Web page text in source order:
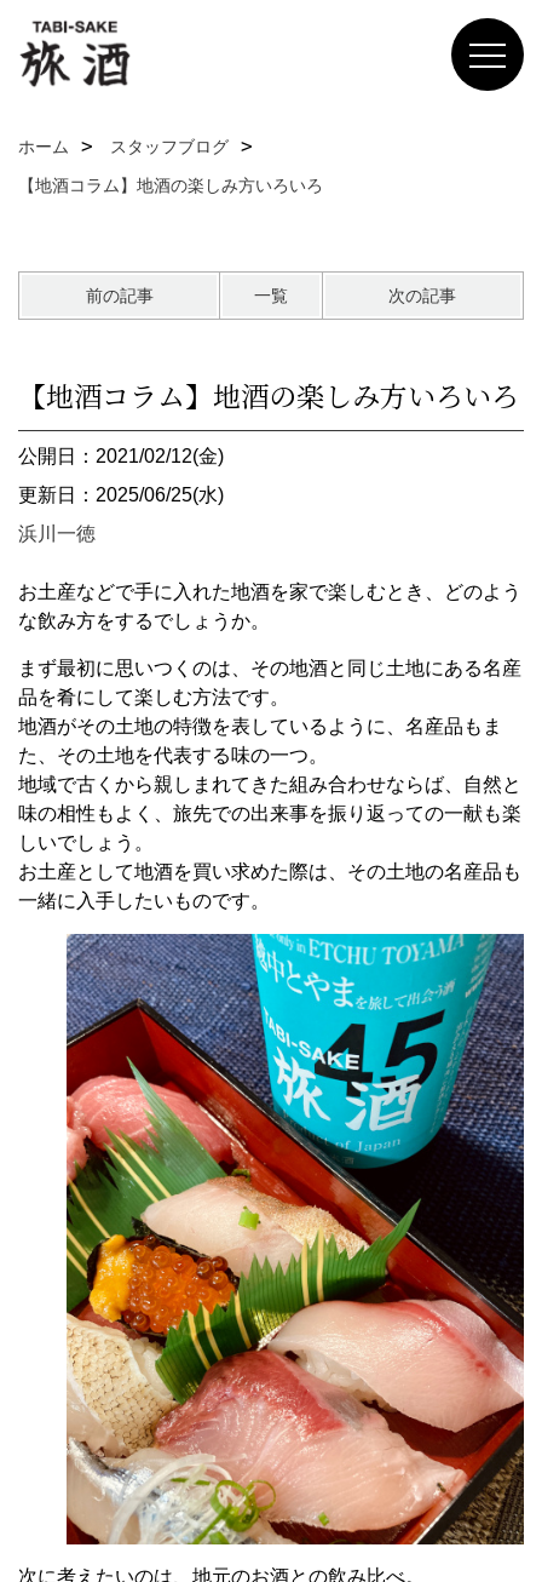
ホーム
スタッフブログ
【地酒コラム】地酒の楽しみ方いろいろ
前の記事 一覧 次の記事
【地酒コラム】地酒の楽しみ方いろいろ
公開日：2021/02/12(金)
更新日：2025/06/25(水)
浜川一徳
お土産などで手に入れた地酒を家で楽しむとき、どのよう
な飲み方をするでしょうか。
まず最初に思いつくのは、その地酒と同じ土地にある名産
品を肴にして楽しむ方法です。
地酒がその土地の特徴を表しているように、名産品もま
た、その土地を代表する味の一つ。
地域で古くから親しまれてきた組み合わせならば、自然と
味の相性もよく、旅先での出来事を振り返っての一献も楽
しいでしょう。
お土産として地酒を買い求めた際は、その土地の名産品も
一緒に入手したいものです。
次に考えたいのは、地元のお酒との飲み比べ。